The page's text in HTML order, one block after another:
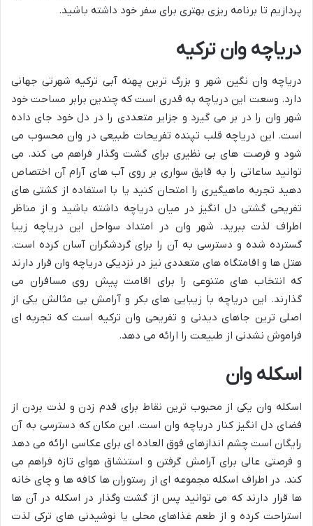
پردازیم تا برنامه ریزی بهتری برای سفر خود داشته باشید.
دریاچه وان ترکیه
دریاچه وان نگین شهر و بزرگ ترین پهنه آبی ترکیه شهرتی جهانی
دارد. وسعت این دریاچه به قدری است که چندین برابر مساحت خود
شهر وان را در بر می گیرد و جزایر متعددی را در دل خود جای داده
است. این دریاچه قلب تپنده تفریحات طبیعی در وان محسوب می
شود و فرصت های بی نظیری برای گشت وگذار فراهم می کند. می
توانید ساعاتی را به قایق سواری بر روی آب های آرام آن اختصاص
دهید تجربه ماهیگیری را امتحان کنید یا با استفاده از کشتی های
تفریحی گشتی دل انگیز در میان دریاچه داشته باشید و از مناظر
اطراف لذت ببرید. شهر وان در امتداد سواحل این دریاچه زیبا
گسترده شده و دسترسی به آن را برای گردشگران آسان کرده است.
هتل ها و اقامتگاه های متعددی نیز در نزدیکی دریاچه وان قرار دارند
که انتخاب های متنوعی را برای اقامت پیش روی مسافران می
گذارند. این دریاچه با زیبایی های بکر و آرامش بی مثالش یکی از
اصلی ترین جاهای دیدنی و تفریحی وان ترکیه است که تجربه ای
فراموش نشدنی از طبیعت را ارائه می دهد.
اسکله وان
اسکله وان یکی از محبوب ترین نقاط برای قدم زدن و لذت بردن از
فضای دل انگیز کنار دریاچه وان است. این مکان که دسترسی به آن
رایگان است چشم اندازهای فوق العاده ای برای عکاسی ارائه می دهد
و فرصتی عالی برای آرامش گرفتن و استنشاق هوای تازه فراهم می
کند. در اطراف اسکله مجموعه ای از رستوران ها کافه ها و چای خانه
ها قرار دارند که می توانید پس از گشت وگذار در اسکله در آن ها
استراحت کرده و از طعم غذاهای محلی یا نوشیدنی های ترکی لذت